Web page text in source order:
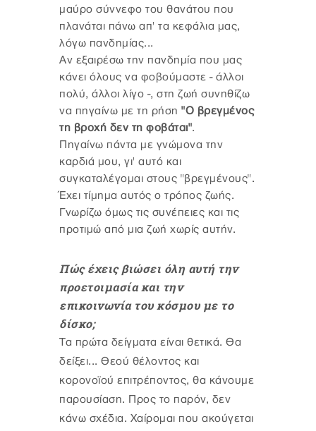
μαύρο σύννεφο του θανάτου που
πλανάται πάνω απ' τα κεφάλια μας,
λόγω πανδημίας...
Αν εξαιρέσω την πανδημία που μας
κάνει όλους να φοβούμαστε - άλλοι
πολύ, άλλοι λίγο -, στη ζωή συνηθίζω
να πηγαίνω με τη ρήση "Ο βρεγμένος
τη βροχή δεν τη φοβάται".
Πηγαίνω πάντα με γνώμονα την
καρδιά μου, γι' αυτό και
συγκαταλέγομαι στους "βρεγμένους".
Έχει τίμημα αυτός ο τρόπος ζωής.
Γνωρίζω όμως τις συνέπειες και τις
προτιμώ από μια ζωή χωρίς αυτήν.
Πώς έχεις βιώσει όλη αυτή την
προετοιμασία και την
επικοινωνία του κόσμου με το
δίσκο;
Τα πρώτα δείγματα είναι θετικά. Θα
δείξει... Θεού θέλοντος και
κορονοϊού επιτρέποντος, θα κάνουμε
παρουσίαση. Προς το παρόν, δεν
κάνω σχέδια. Χαίρομαι που ακούγεται